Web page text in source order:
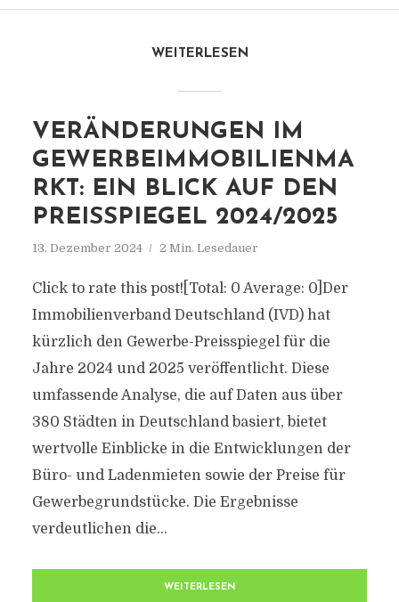
WEITERLESEN
VERÄNDERUNGEN IM
GEWERBEIMMOBILIENMA
RKT: EIN BLICK AUF DEN
PREISSPIEGEL 2024/2025
13. Dezember 2024 2 Min. Lesedauer
Click to rate this post![Total: 0 Average: 0]Der
Immobilienverband Deutschland (IVD) hat
kürzlich den Gewerbe-Preisspiegel für die
Jahre 2024 und 2025 veröffentlicht. Diese
umfassende Analyse, die auf Daten aus über
380 Städten in Deutschland basiert, bietet
wertvolle Einblicke in die Entwicklungen der
Büro- und Ladenmieten sowie der Preise für
Gewerbegrundstücke. Die Ergebnisse
verdeutlichen die...
WEITERLESEN